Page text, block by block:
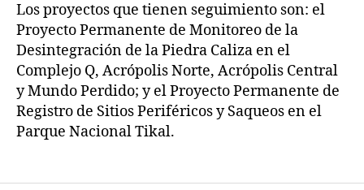
Los proyectos que tienen seguimiento son: el
Proyecto Permanente de Monitoreo de la
Desintegración de la Piedra Caliza en el
Complejo Q, Acrópolis Norte, Acrópolis Central
y Mundo Perdido; y el Proyecto Permanente de
Registro de Sitios Periféricos y Saqueos en el
Parque Nacional Tikal.